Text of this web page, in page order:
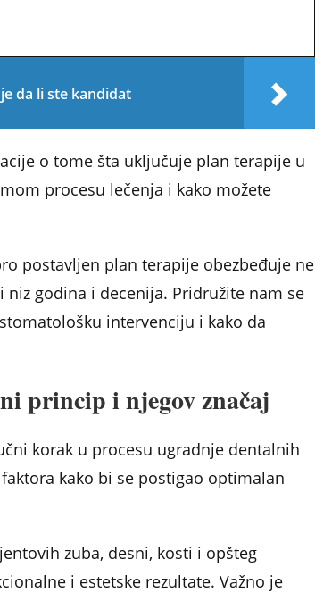
da li ste kandidat
o tome šta uključuje plan terapije u
procesu lečenja i kako možete
postavljen plan terapije obezbeđuje ne
godina i decenija. Pridružite nam se
intervenciju i kako da
princip i njegov značaj
korak u procesu ugradnje dentalnih
kako bi se postigao optimalan
zuba, desni, kosti i opšteg
i estetske rezultate. Važno je